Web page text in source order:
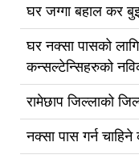
घर जग्गा बहाल कर
घर नक्सा पासको
कन्सल्टेन्सिहरुको
रामेछाप जिल्लाको
नक्सा पास गर्न